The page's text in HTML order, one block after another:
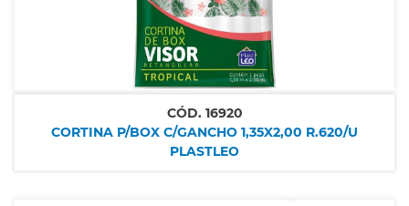
CÓD. 16920
CORTINA P/BOX C/GANCHO 1,35X2,00 R.620/U
PLASTLEO